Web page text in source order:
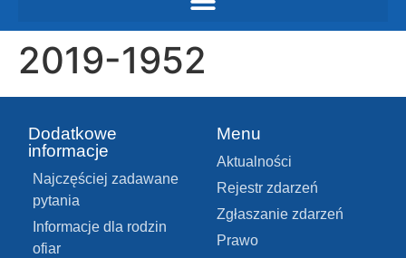
2019-1952
Dodatkowe
informacje
Najczęściej zadawane
pytania
Informacje dla rodzin
ofiar
Menu
Aktualności
Rejestr zdarzeń
Zgłaszanie zdarzeń
Prawo